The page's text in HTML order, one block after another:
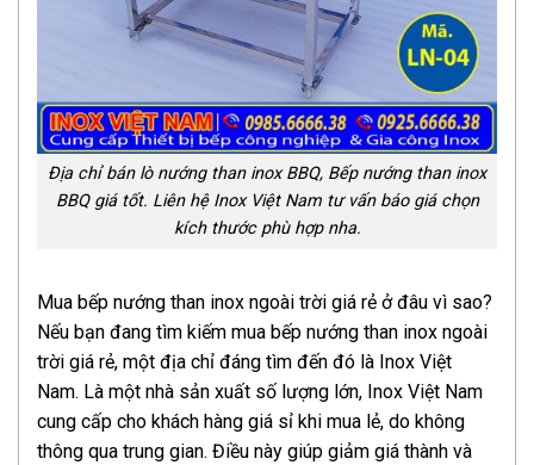
Địa chỉ bán lò nướng than inox BBQ, Bếp nướng than inox
BBQ giá tốt. Liên hệ Inox Việt Nam tư vấn báo giá chọn
kích thước phù hợp nha.
Mua bếp nướng than inox ngoài trời giá rẻ ở đâu vì sao?
Nếu bạn đang tìm kiếm mua bếp nướng than inox ngoài
trời giá rẻ, một địa chỉ đáng tìm đến đó là Inox Việt
Nam. Là một nhà sản xuất số lượng lớn, Inox Việt Nam
cung cấp cho khách hàng giá sỉ khi mua lẻ, do không
thông qua trung gian. Điều này giúp giảm giá thành và